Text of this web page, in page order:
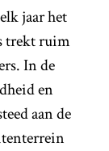
jaar het
trekt ruim
In de
en
aan de